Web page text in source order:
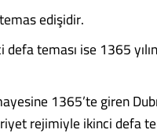
edişidir.
teması ise 1365
1365’te giren
rejimiyle ikinci defa